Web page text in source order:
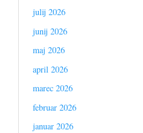
julij 2026
junij 2026
maj 2026
april 2026
marec 2026
februar 2026
januar 2026